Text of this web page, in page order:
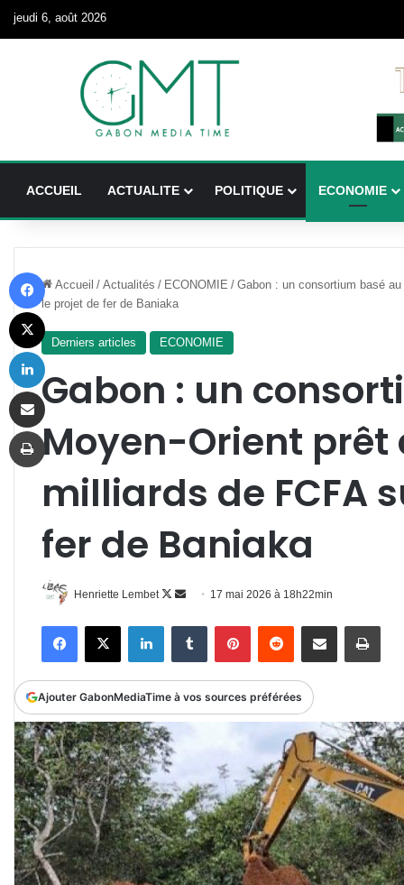
jeudi 6, août 2026
ACCUEIL ACTUALITE POLITIQUE ECONOMIE
Accueil / Actualités / ECONOMIE / Gabon : un consortium basé
le projet de fer de Baniaka
Derniers articles ECONOMIE
Gabon : un
Moyen-Orient prêt
milliards de FCFA
fer de Baniaka
Henriette Lembet
Follow
Envoyer
courriel
17 mai 2026 à 18h22min
FacebookX LinkedinTumblr PinterestReddit Partager par email
Ajouter GabonMediaTime à vos sources préférées
X
Linkedin
Partager par email
Imprimer